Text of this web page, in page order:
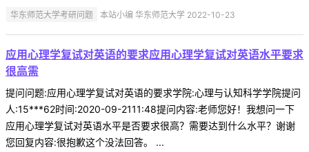
华东师范大学考研问题 本站小编 华东师范大学 2022-10-23
应用心理学复试对英语的要求应用心理学复试对英语水平要求
很高需
提问问题:应用心理学复试对英语的要求学院:心理与认知科学学院提问
人:15***62时间:2020-09-2111:48提问内容:老师您好！我想问一下
应用心理学复试对英语水平是否要求很高？需要达到什么水平？谢谢
您回复内容:很抱歉这个没法回答。 ...